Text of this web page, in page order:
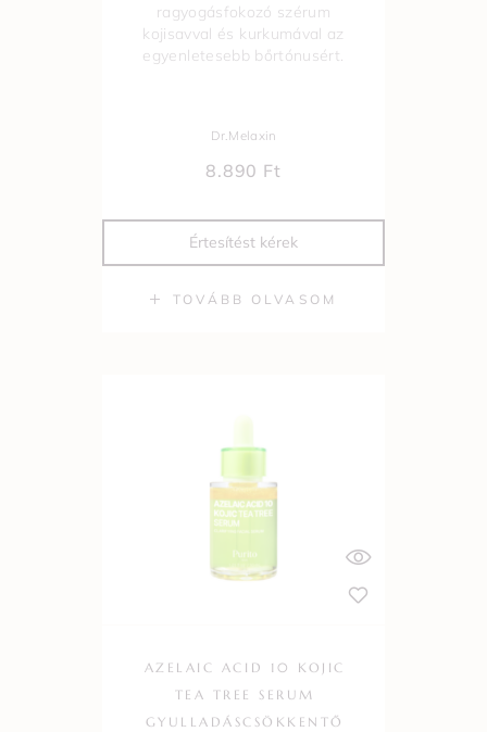
TOVÁBB OLVASOM
ragyogásfokozó szérum
kojisavval és kurkumával az
egyenletesebb bőrtónusért.
Dr.Melaxin
8.890 Ft
Értesítést kérek
AZELAIC ACID 10 KOJIC
TEA TREE SERUM
GYULLADÁSCSÖKKENTŐ